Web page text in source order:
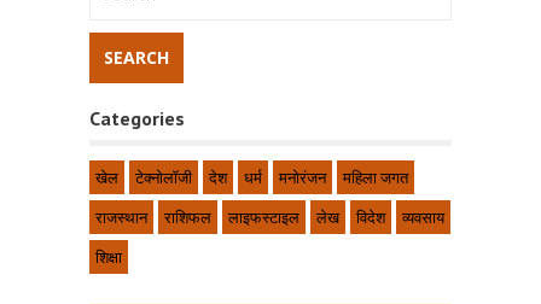
Categories
खेल टेक्नोलॉजी देश धर्म मनोरंजन
महिला जगत
राजस्थान
राशिफल लाइफस्टाइल लेख विदेश
व्यवसाय
शिक्षा